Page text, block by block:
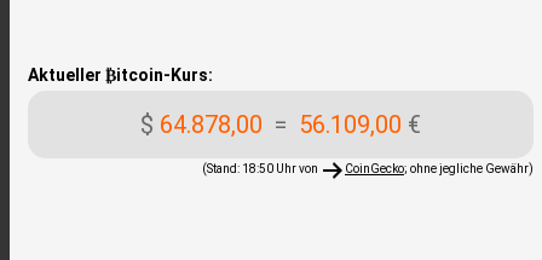
Aktueller ₿itcoin-Kurs:
$ 64.878,00 = 56.109,00 €
(Stand: 18:50 Uhr von CoinGecko; ohne jegliche Gewähr)